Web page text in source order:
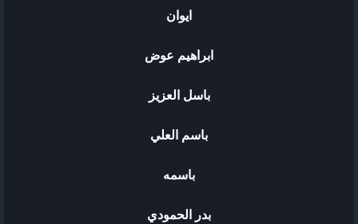
ايوان
اﺑﺮﺍﻫﻴﻢ ﻋﻮﺽ
باسل العزيز
باسم العلي
باسمه
بدر الحمودي